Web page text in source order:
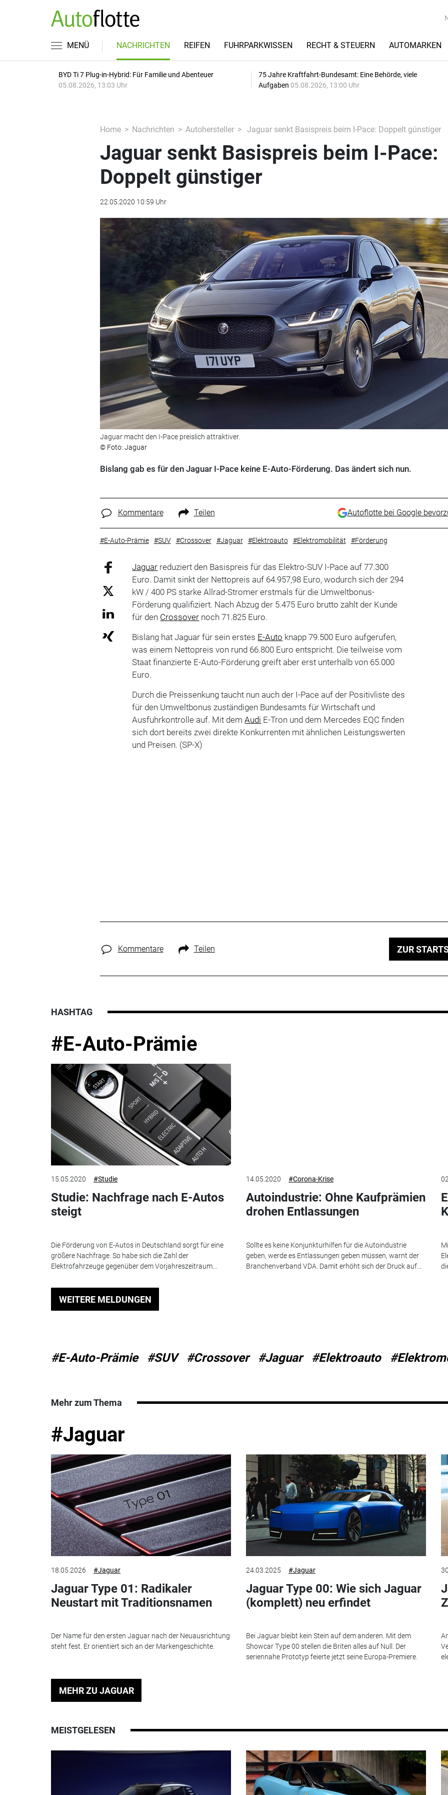
MENÜ NACHRICHTEN REIFEN FUHRPARKWISSEN RECHT & STEUERN AUTOMARKEN
BYD Ti 7 Plug-in-Hybrid: Für Familie und Abenteuer
05.08.2026, 13:03 Uhr
75 Jahre Kraftfahrt-Bundesamt: Eine Behörde, viele
Aufgaben 05.08.2026, 13:00 Uhr
Home Nachrichten Autohersteller Jaguar senkt Basispreis beim I-Pace: Doppelt günstiger
Jaguar senkt Basispreis beim I-Pace:
Doppelt günstiger
22.05.2020 10:59 Uhr
Jaguar macht den I-Pace preislich attraktiver.
© Foto: Jaguar
Bislang gab es für den Jaguar I-Pace keine E-Auto-Förderung. Das ändert sich nun.
Kommentare Teilen Autoflotte bei Google
#E-Auto-Prämie #SUV #Crossover #Jaguar #Elektroauto #Elektromobilität #Förderung
Jaguar reduziert den Basispreis für das Elektro-SUV I-Pace auf 77.300
Euro. Damit sinkt der Nettopreis auf 64.957,98 Euro, wodurch sich der 294
kW / 400 PS starke Allrad-Stromer erstmals für die Umweltbonus-
Förderung qualifiziert. Nach Abzug der 5.475 Euro brutto zahlt der Kunde
für den Crossover noch 71.825 Euro.
Bislang hat Jaguar für sein erstes E-Auto knapp 79.500 Euro aufgerufen,
was einem Nettopreis von rund 66.800 Euro entspricht. Die teilweise vom
Staat finanzierte E-Auto-Förderung greift aber erst unterhalb von 65.000
Euro.
Durch die Preissenkung taucht nun auch der I-Pace auf der Positivliste des
für den Umweltbonus zuständigen Bundesamts für Wirtschaft und
Ausfuhrkontrolle auf. Mit demAudi E-Tron und dem Mercedes EQC finden
sich dort bereits zwei direkte Konkurrenten mit ähnlichen Leistungswerten
und Preisen. (SP-X)
Kommentare Teilen ZUR
HASHTAG
#E-Auto-Prämie
15.05.2020 #Studie
Studie: Nachfrage nach E-Autos
steigt
Die Förderung von E-Autos in Deutschland sorgt für eine
größere Nachfrage. So habe sich die Zahl der
Elektrofahrzeuge gegenüber dem Vorjahreszeitraum...
14.05.2020 #Corona-Krise
Autoindustrie: Ohne Kaufprämien
drohen Entlassungen
Sollte es keine Konjunkturhilfen für die Autoindustrie
geben, werde es Entlassungen geben müssen, warnt der
Branchenverband VDA. Damit erhöht sich der Druck auf...
WEITERE MELDUNGEN
#E-Auto-Prämie #SUV #Crossover #Jaguar #Elektroauto
Mehr zum Thema
#Jaguar
18.05.2026 #Jaguar
Jaguar Type 01: Radikaler
Neustart mit Traditionsnamen
Der Name für den ersten Jaguar nach der Neuausrichtung
steht fest. Er orientiert sich an der Markengeschichte.
24.03.2025 #Jaguar
Jaguar Type 00: Wie sich Jaguar
(komplett) neu erfindet
Bei Jaguar bleibt kein Stein auf dem anderen. Mit dem
Showcar Type 00 stellen die Briten alles auf Null. Der
seriennahe Prototyp feierte jetzt seine Europa-Premiere.
MEHR ZU JAGUAR
MEISTGELESEN